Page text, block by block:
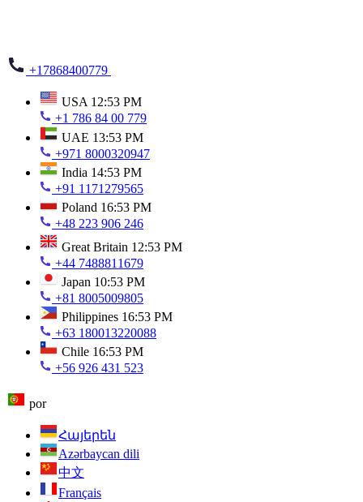
+17868400779
USA 12:53 PM
+1 786 84 00 779
UAE 13:53 PM
+971 8000320947
India 14:53 PM
+91 1171279565
Poland 16:53 PM
+48 223 906 246
Great Britain 12:53 PM
+44 7488811679
Japan 10:53 PM
+81 8005009805
Philippines 16:53 PM
+63 180013220088
Chile 16:53 PM
+56 926 431 523
por
Հայերեն
Azərbaycan dili
中文
Français